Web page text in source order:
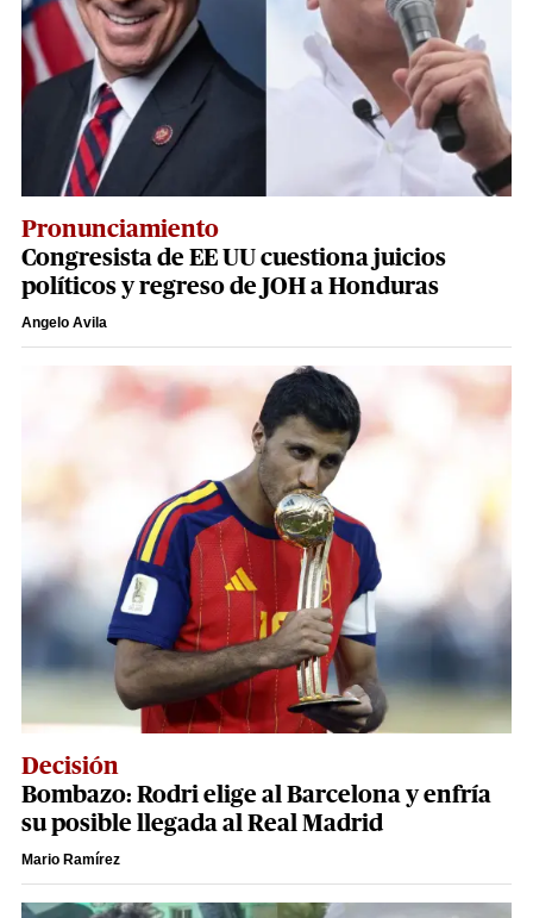
Pronunciamiento
Congresista de EE UU cuestiona juicios
políticos y regreso de JOH a Honduras
Angelo Avila
Decisión
Bombazo: Rodri elige al Barcelona y enfría
su posible llegada al Real Madrid
Mario Ramírez